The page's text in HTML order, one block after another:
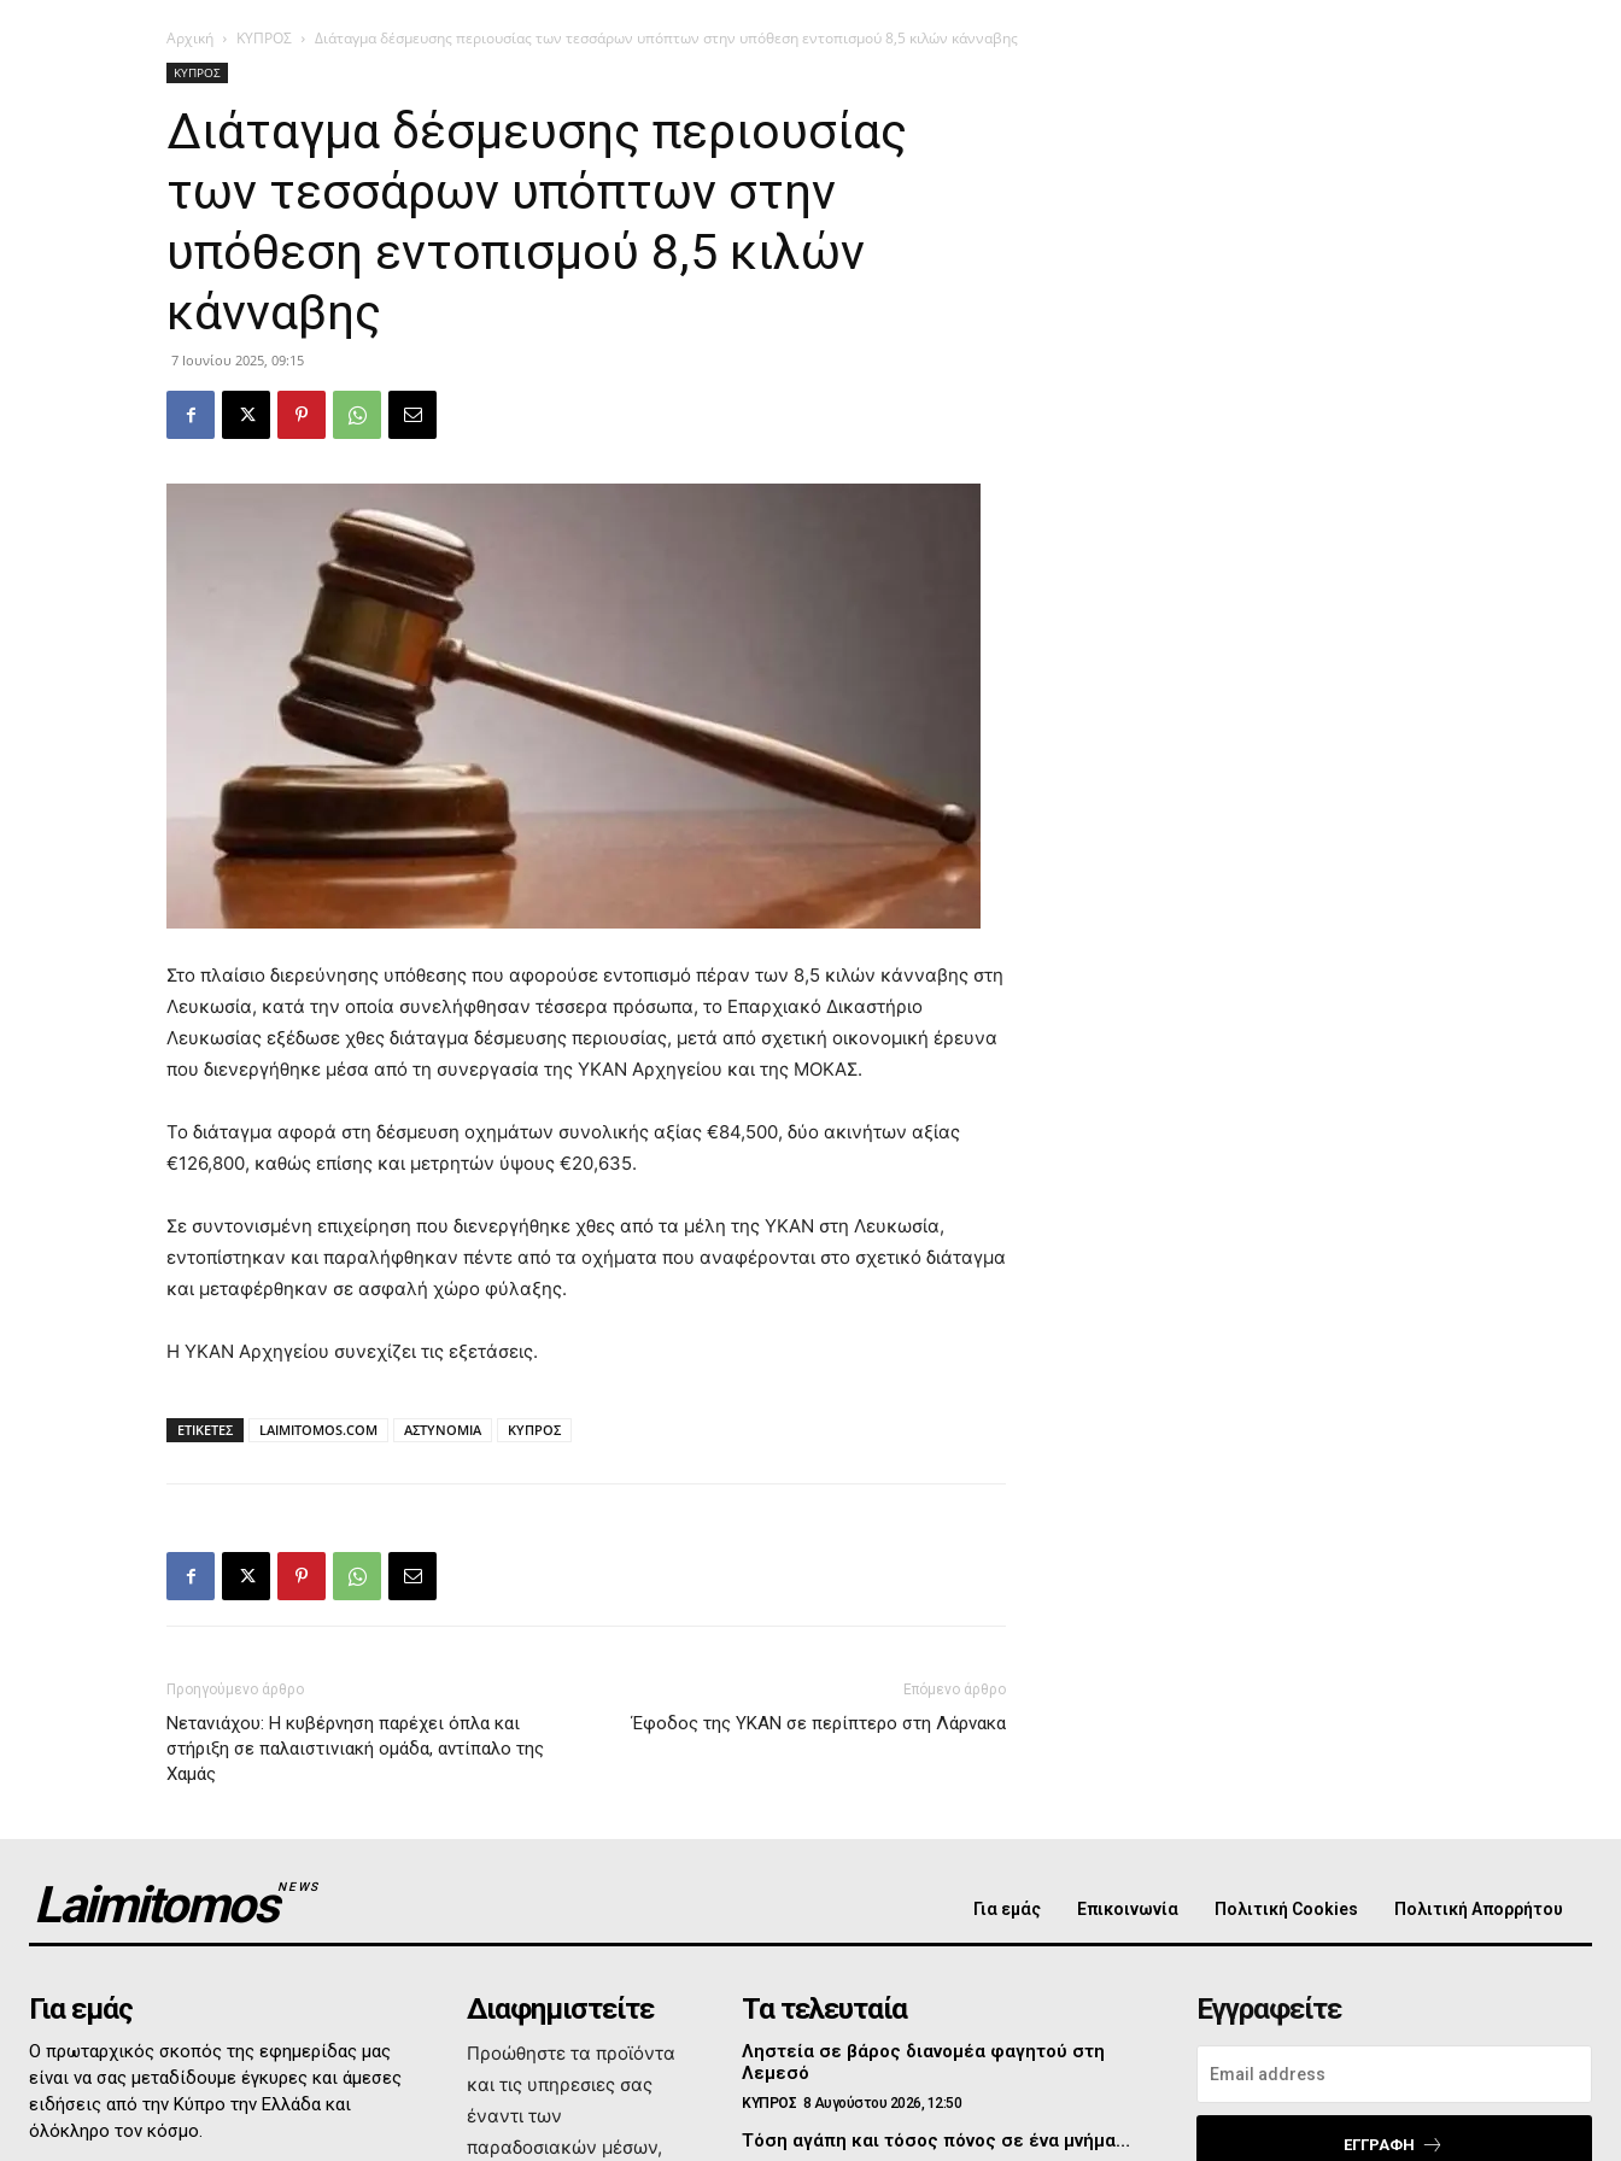
Αρχική ΚΥΠΡΟΣ Διάταγμα δέσμευσης περιουσίας των τεσσάρων υπόπτων στην υπόθεση εντοπισμού 8,5 κιλών κάνναβης
ΚΥΠΡΟΣ
Διάταγμα δέσμευσης περιουσίας
των τεσσάρων υπόπτων στην
υπόθεση εντοπισμού 8,5 κιλών
κάνναβης
7 Ιουνίου 2025, 09:15
Στο πλαίσιο διερεύνησης υπόθεσης που αφορούσε εντοπισμό πέραν των 8,5 κιλών κάνναβης στη
Λευκωσία, κατά την οποία συνελήφθησαν τέσσερα πρόσωπα, το Επαρχιακό Δικαστήριο
Λευκωσίας εξέδωσε χθες διάταγμα δέσμευσης περιουσίας, μετά από σχετική οικονομική έρευνα
που διενεργήθηκε μέσα από τη συνεργασία της ΥΚΑΝ Αρχηγείου και της ΜΟΚΑΣ.
Το διάταγμα αφορά στη δέσμευση οχημάτων συνολικής αξίας €84,500, δύο ακινήτων αξίας
€126,800, καθώς επίσης και μετρητών ύψους €20,635.
Σε συντονισμένη επιχείρηση που διενεργήθηκε χθες από τα μέλη της ΥΚΑΝ στη Λευκωσία,
εντοπίστηκαν και παραλήφθηκαν πέντε από τα οχήματα που αναφέρονται στο σχετικό διάταγμα
και μεταφέρθηκαν σε ασφαλή χώρο φύλαξης.
Η ΥΚΑΝ Αρχηγείου συνεχίζει τις εξετάσεις.
ΕΤΙΚΕΤΕΣ LAIMITOMOS.COM ΑΣΤΥΝΟΜΙΑ ΚΥΠΡΟΣ
Προηγούμενο άρθρο
Νετανιάχου: Η κυβέρνηση παρέχει όπλα και
στήριξη σε παλαιστινιακή ομάδα, αντίπαλο της
Χαμάς
Επόμενο άρθρο
Έφοδος της ΥΚΑΝ σε περίπτερο στη Λάρνακα
LaimitomosNEWS
Για εμάς Επικοινωνία Πολιτική Cookies Πολιτική Απορρήτου
Για εμάς
Ο πρωταρχικός σκοπός της εφημερίδας μας
είναι να σας μεταδίδουμε έγκυρες και άμεσες
ειδήσεις από την Κύπρο την Ελλάδα και
όλόκληρο τον κόσμο.
Διαφημιστείτε
Προώθηστε τα προϊόντα
και τις υπηρεσιες σας
έναντι των
παραδοσιακών μέσων,
Τα τελευταία
Ληστεία σε βάρος διανομέα φαγητού στη
Λεμεσό
ΚΥΠΡΟΣ 8 Αυγούστου 2026, 12:50
Τόση αγάπη και τόσος πόνος σε ένα μνήμα…
Εγγραφείτε
ΕΓΓΡΑΦΉ